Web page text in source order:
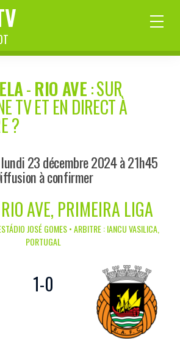
-RIO AVE: SUR
TV ET EN DIRECT À
?
23 décembre 2024 à 21h45
à confirmer
AVE, PRIMEIRA LIGA
JOSÉ GOMES • ARBITRE : IANCU VASILICA,
PORTUGAL
1-0